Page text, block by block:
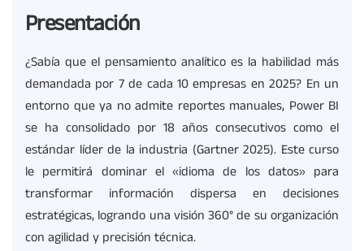
Presentación
¿Sabía que el pensamiento analítico es la habilidad más
demandada por 7 de cada 10 empresas en 2025? En un
entorno que ya no admite reportes manuales, Power BI
se ha consolidado por 18 años consecutivos como el
estándar líder de la industria (Gartner 2025). Este curso
le permitirá dominar el «idioma de los datos» para
transformar información dispersa en decisiones
estratégicas, logrando una visión 360° de su organización
con agilidad y precisión técnica.